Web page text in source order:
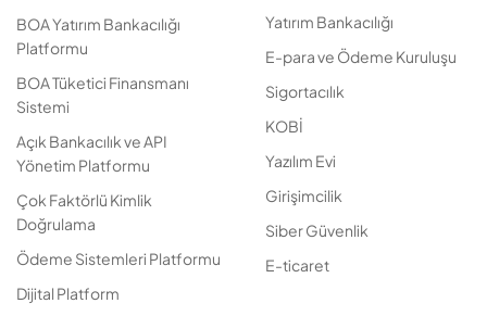
BOA Yatırım Bankacılığı
Platformu
BOA Tüketici Finansmanı
Sistemi
Açık Bankacılık ve API
Yönetim Platformu
Çok Faktörlü Kimlik
Doğrulama
Ödeme Sistemleri Platformu
Dijital Platform
Yatırım Bankacılığı
E-para ve Ödeme Kuruluşu
Sigortacılık
KOBİ
Yazılım Evi
Girişimcilik
Siber Güvenlik
E-ticaret